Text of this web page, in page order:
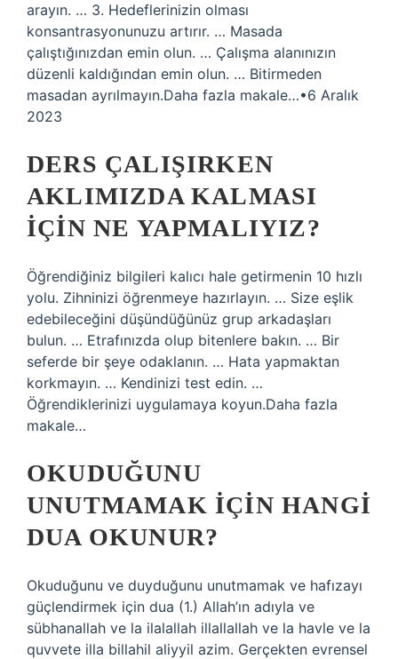
arayın. … 3. Hedeflerinizin olması
konsantrasyonunuzu artırır. … Masada
çalıştığınızdan emin olun. … Çalışma alanınızın
düzenli kaldığından emin olun. … Bitirmeden
masadan ayrılmayın.Daha fazla makale…•6 Aralık
2023
DERS ÇALIŞIRKEN
AKLIMIZDA KALMASI
IÇIN NE YAPMALIYIZ?
Öğrendiğiniz bilgileri kalıcı hale getirmenin 10 hızlı
yolu. Zihninizi öğrenmeye hazırlayın. … Size eşlik
edebileceğini düşündüğünüz grup arkadaşları
bulun. … Etrafınızda olup bitenlere bakın. … Bir
seferde bir şeye odaklanın. … Hata yapmaktan
korkmayın. … Kendinizi test edin. …
Öğrendiklerinizi uygulamaya koyun.Daha fazla
makale…
OKUDUĞUNU
UNUTMAMAK IÇIN HANGI
DUA OKUNUR?
Okuduğunu ve duyduğunu unutmamak ve hafızayı
güçlendirmek için dua (1.) Allah’ın adıyla ve
sübhanallah ve la ilalallah illallallah ve la havle ve la
quvvete illa billahil aliyyil azim. Gerçekten evrensel